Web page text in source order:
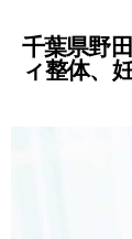
千葉県野
ィ整体、